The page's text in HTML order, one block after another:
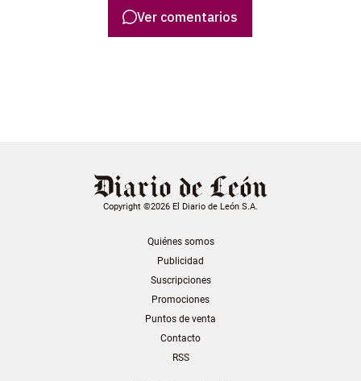
Ver comentarios
Copyright ©2026 El Diario de León S.A.
Quiénes somos
Publicidad
Suscripciones
Promociones
Puntos de venta
Contacto
RSS